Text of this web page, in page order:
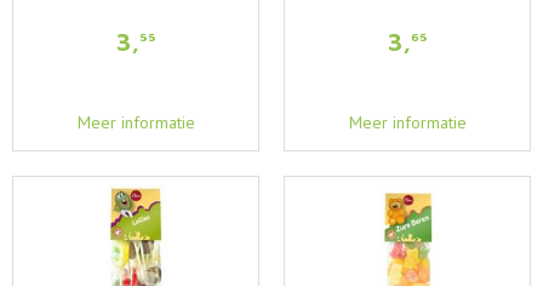
3,55
Meer informatie
3,65
Meer informatie